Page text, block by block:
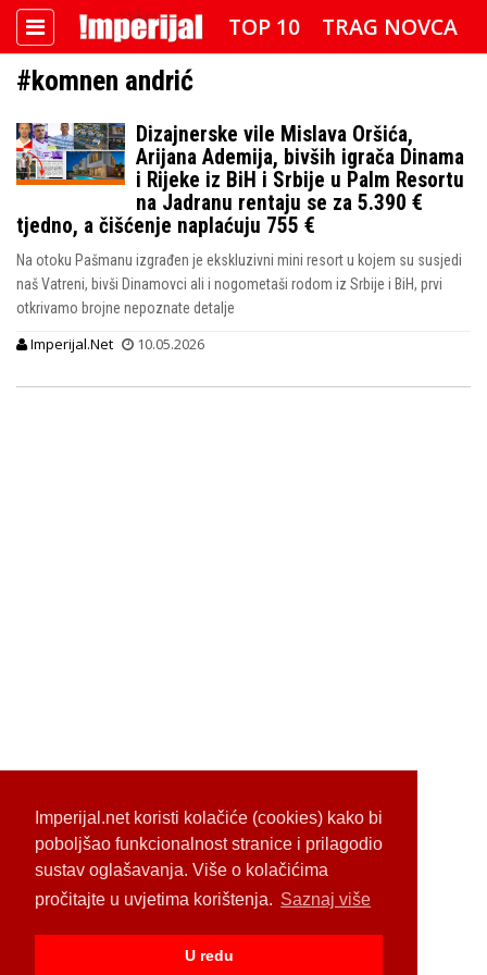
Imperijal.net koristi kolačiće (cookies) kako bi
poboljšao funkcionalnost stranice i prilagodio
sustav oglašavanja. Više o kolačićima
pročitajte u uvjetima korištenja. Saznaj više
U redu
TOP 10
TRAG NOVCA
DETEKTOR
FOTO SPECIJAL
IMPERIJAL VIDEO
RADAR
IMPERIJAL & FREETIME
IMPERIJALOVE POZNATE FACE
#komnen andrić
Dizajnerske vile Mislava Oršića,
Arijana Ademija, bivših igrača Dinama
i Rijeke iz BiH i Srbije u Palm Resortu
na Jadranu rentaju se za 5.390 €
tjedno, a čišćenje naplaćuju 755 €
Na otoku Pašmanu izgrađen je ekskluzivni mini resort u kojem su susjedi
naš Vatreni, bivši Dinamovci ali i nogometaši rodom iz Srbije i BiH, prvi
otkrivamo brojne nepoznate detalje
Imperijal.Net 10.05.2026